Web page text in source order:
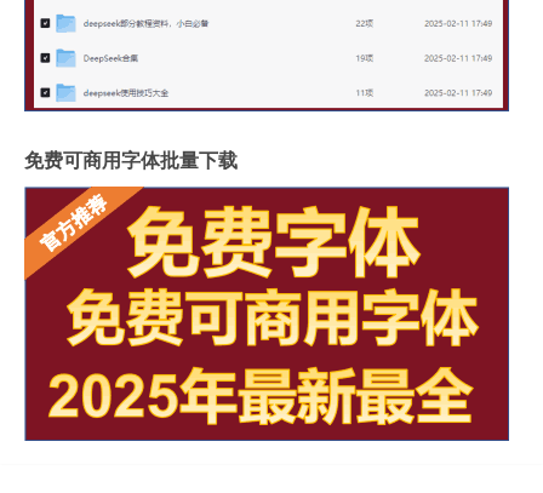
免费可商用字体批量下载